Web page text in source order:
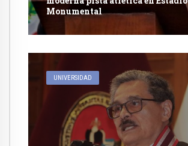
Monumental
UNIVERSIDAD